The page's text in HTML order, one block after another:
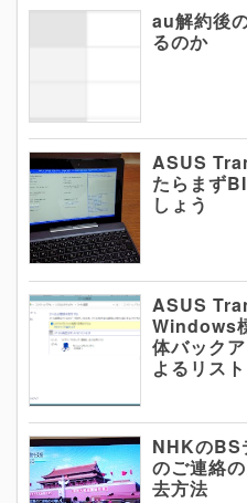
au解約後
るのか
ASUS
たらまず
しょう
ASUS
Windows
体バック
よるリス
NHKのBS
のご連絡
去方法